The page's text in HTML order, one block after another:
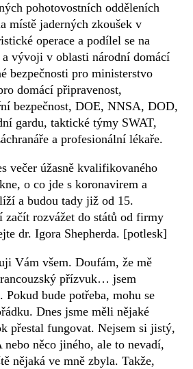
pohotovostních odděleních
místě jaderných zkoušek v
operace a podílel se na
vývoji v oblasti národní domácí
bezpečnosti pro ministerstvo
domácí připravenost,
bezpečnost, DOE, NNSA, DOD,
gardu, taktické týmy SWAT,
a profesionální lékaře.
večer úžasně kvalifikovaného
o co jde s koronavirem a
a budou tady již od 15.
začít rozvážet do států od firmy
dr. Igora Shepherda. [potlesk]
Vám všem. Doufám, že mě
přízvuk… jsem
Pokud bude potřeba, mohu se
Dnes jsme měli nějaké
přestal fungovat. Nejsem si jistý,
něco jiného, ale to nevadí,
nějaká ve mně zbyla. Takže,